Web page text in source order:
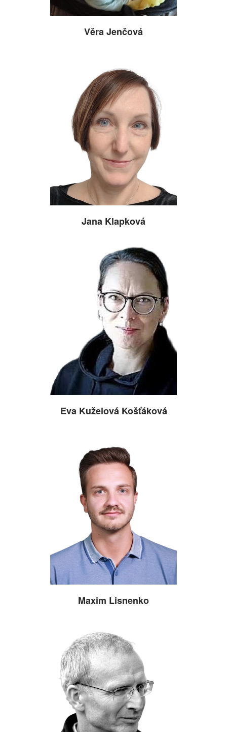
Věra Jenčová
Jana Klapková
Eva Kuželová Košťáková
Maxim Lisnenko